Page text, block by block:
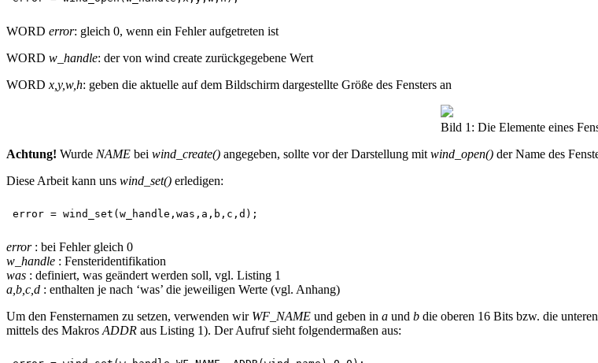
WORD error: gleich 0, wenn ein Fehler aufgetreten ist
WORD w_handle: der von wind create zurückgegebene Wert
WORD x,y,w,h: geben die aktuelle auf dem Bildschirm dargestellte Größe des Fensters an
Bild 1: Die Elemente eines
Achtung! Wurde NAME bei wind_create() angegeben, sollte vor der Darstellung mit wind_open() der Name des
Diese Arbeit kann uns wind_set() erledigen:
error: bei Fehler gleich 0
w_handle : Fensteridentifikation
was : definiert, was geändert werden soll, vgl. Listing 1
a,b,c,d : enthalten je nach ‘was’ die jeweiligen Werte (vgl. Anhang)
Um den Fensternamen zu setzen, verwenden wir WF_NAME und geben in a und b die oberen 16 Bits bzw. die
mittels des Makros ADDR aus Listing 1). Der Aufruf sieht folgendermaßen aus: